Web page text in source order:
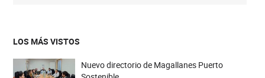
LOS MÁS VISTOS
Nuevo directorio de Magallanes Puerto